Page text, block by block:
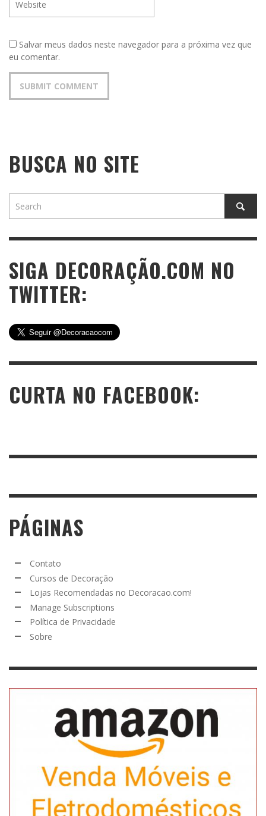
Salvar meus dados neste navegador para a próxima vez que
eu comentar.
BUSCA NO SITE
SIGA DECORAÇÃO.COM NO
TWITTER:
CURTA NO FACEBOOK:
PÁGINAS
Contato
Cursos de Decoração
Lojas Recomendadas no Decoracao.com!
Manage Subscriptions
Política de Privacidade
Sobre